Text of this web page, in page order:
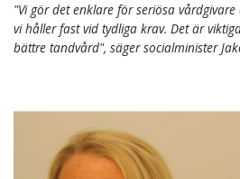
"Vi gör det enklare för seriösa
vi håller fast vid tydliga krav. Det är
bättre tandvård", säger socialminister